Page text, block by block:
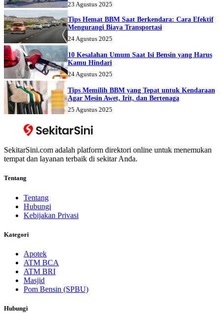
23 Agustus 2025
Tips Hemat BBM Saat Berkendara: Cara Efektif
Mengurangi Biaya Transportasi
24 Agustus 2025
10 Kesalahan Umum Saat Isi Bensin yang Harus
Kamu Hindari
24 Agustus 2025
Tips Memilih BBM yang Tepat untuk Kendaraan
Agar Mesin Awet, Irit, dan Bertenaga
25 Agustus 2025
SekitarSini.com adalah platform direktori online untuk menemukan
tempat dan layanan terbaik di sekitar Anda.
Tentang
Tentang
Hubungi
Kebijakan Privasi
Kategori
Apotek
ATM BCA
ATM BRI
Masjid
Pom Bensin (SPBU)
Hubungi